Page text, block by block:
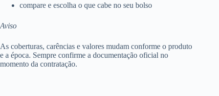
compare e escolha o que cabe no seu bolso
Aviso
As coberturas, carências e valores mudam conforme o produto
e a época. Sempre confirme a documentação oficial no
momento da contratação.